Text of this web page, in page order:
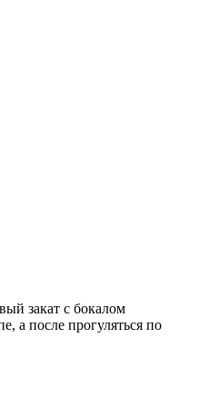
закат с бокалом
а после прогуляться по